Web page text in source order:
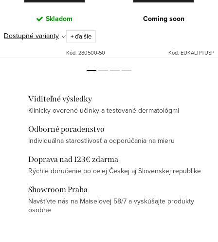
Skladom
Dostupné varianty + ďalšie
Kód: 280500-50
Coming soon
Kód: EUKALIPTUSP
Viditeľné výsledky
Klinicky overené účinky a testované dermatológmi
Odborné poradenstvo
Individuálna starostlivosť a odporúčania na mieru
Doprava nad 123€ zdarma
Rýchle doručenie po celej Českej aj Slovenskej republike
Showroom Praha
Navštívte nás na Maiselovej 58/7 a vyskúšajte produkty
osobne